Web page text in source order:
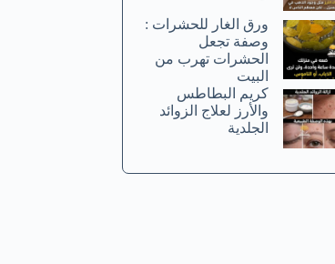
ورق الغار للحشرات :
وصفة تجعل
الحشرات تهرب من
البيت
كريم البطاطس
والأرز لعلاج الزوائد
الجلدية